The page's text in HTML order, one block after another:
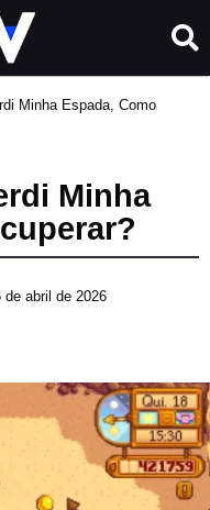
Minha Espada, Como
Minha
de abril de 2026
j
u
n
h
o
d